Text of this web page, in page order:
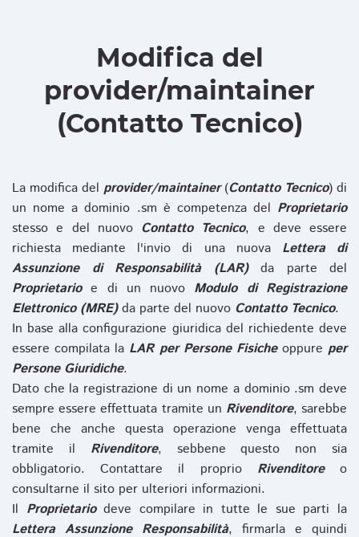
Modifica del
provider/maintainer
(Contatto Tecnico)
La modifica del provider/maintainer(Contatto Tecnico) di
un nome a dominio .sm è competenza del Proprietario
stesso e del nuovo Contatto Tecnico, e deve essere
richiesta mediante l'invio di una nuova Lettera di
Assunzione di Responsabilità (LAR)da parte del
Proprietarioe di un nuovo Modulo di Registrazione
Elettronico (MRE)da parte del nuovo Contatto Tecnico.
In base alla configurazione giuridica del richiedente deve
essere compilata la LAR per Persone Fisicheoppure per
Persone Giuridiche.
Dato che la registrazione di un nome a dominio .sm deve
sempre essere effettuata tramite un Rivenditore, sarebbe
bene che anche questa operazione venga effettuata
tramite il Rivenditore, sebbene questo non sia
obbligatorio. Contattare il proprio Rivenditoreo
consultarne il sito per ulteriori informazioni.
Il Proprietariodeve compilare in tutte le sue parti la
Lettera Assunzione Responsabilità, firmarla e quindi